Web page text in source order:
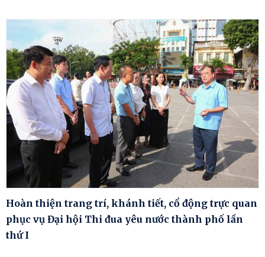
Hoàn thiện trang trí, khánh tiết, cổ động trực quan
phục vụ Đại hội Thi đua yêu nước thành phố lần
thứ I